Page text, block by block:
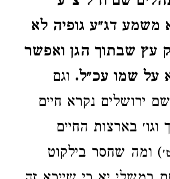
דג״ע גופיה לא
עץ שבתוך הגן ואפשר
על שמו עכ״ל. וגם
ירושלים נקרא חיים
בארצות החיים
) ומה שחסר בילקוט